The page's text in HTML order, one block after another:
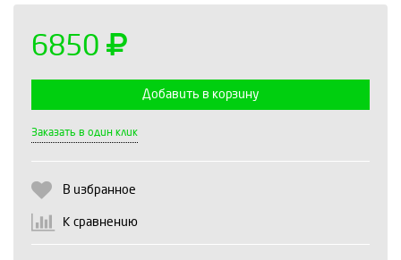
6850
Добавить в корзину
Заказать в один клик
В избранное
К сравнению